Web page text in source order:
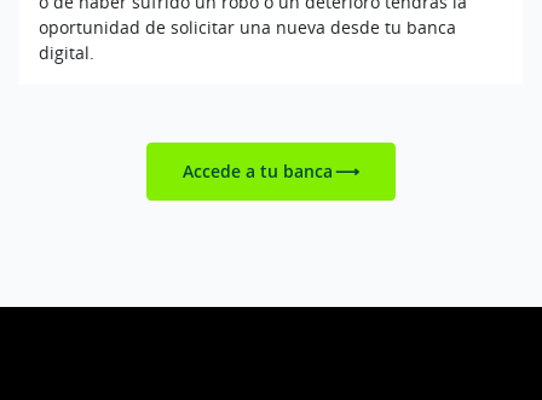
oportunidad de solicitar una nueva desde tu banca
digital.
Accede a tu banca